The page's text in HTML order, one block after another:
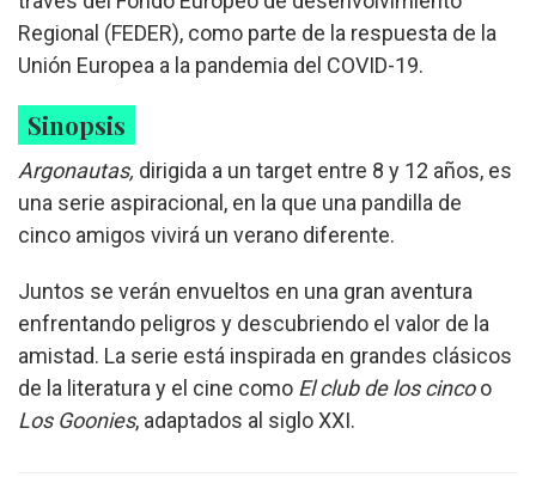
Regional (FEDER), como parte de la respuesta de la
Unión Europea a la pandemia del COVID-19.
Sinopsis
Argonautas, dirigida a un target entre 8 y 12 años, es
una serie aspiracional, en la que una pandilla de
cinco amigos vivirá un verano diferente.
Juntos se verán envueltos en una gran aventura
enfrentando peligros y descubriendo el valor de la
amistad. La serie está inspirada en grandes clásicos
de la literatura y el cine como El club de los cincoo
Los Goonies, adaptados al siglo XXI.